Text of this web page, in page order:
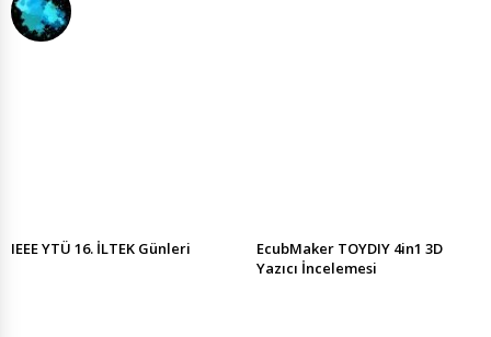
IEEE YTÜ 16. İLTEK Günleri
EcubMaker TOYDIY 4in1 3D
Yazıcı İncelemesi